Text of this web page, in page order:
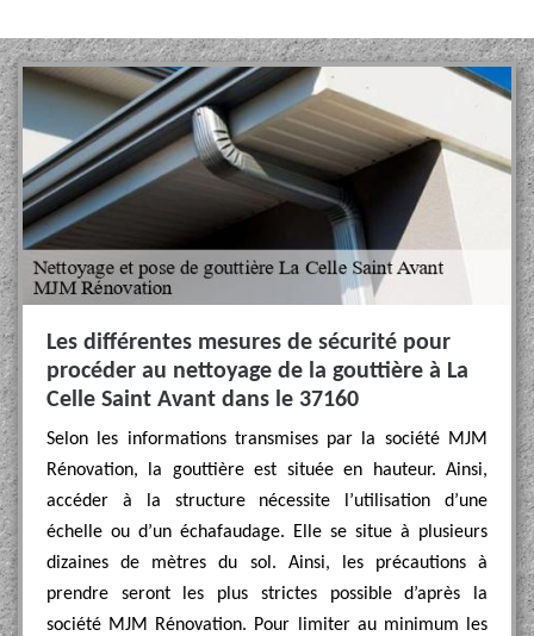
Les différentes mesures de sécurité pour
procéder au nettoyage de la gouttière à La
Celle Saint Avant dans le 37160
Selon les informations transmises par la société MJM
Rénovation, la gouttière est située en hauteur. Ainsi,
accéder à la structure nécessite l’utilisation d’une
échelle ou d’un échafaudage. Elle se situe à plusieurs
dizaines de mètres du sol. Ainsi, les précautions à
prendre seront les plus strictes possible d’après la
société MJM Rénovation. Pour limiter au minimum les